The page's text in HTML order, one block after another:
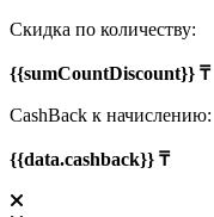
Скидка по количеству:
{{sumCountDiscount}} ₸
CashBack к начислению:
{{data.cashback}} ₸